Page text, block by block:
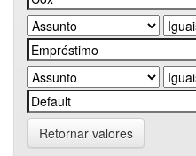
Retornar valores